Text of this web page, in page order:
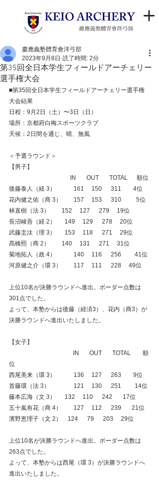
第35回全日本学生フィールドアーチェリー
選手権大会
慶應義塾體育會洋弓部
2023年9月8日 読了時間: 2分
■第35回全日本学生フィールドアーチェリー選手権
大会結果
日程：9月2日（土）〜3日（日）
場所：京都府白梅スポーツクラブ
天候：2日間を通じ、晴、無風
＜予選ラウンド＞
【男子】
IN　   OUT　   TOTAL　  順位
後藤泰人（経 3）　　　161     150      311　    4位
花内健之佑（商 3）　　157     153      310　　  5位
林直樹（法 3）        152     127      279     19位
長沼峻吾（経 2）      149     129      278     20位
武藤圭汰（理 3）      153     118      271     29位
髙橋熙（商 2）        140     131      271     31位
菊地拓人（政 4）　　　140     116      256　　 41位
河原健之介（環 3）　　117     111      228     49位
上位10名が決勝ラウンドへ進出。ボーダー点数は
301点でした。
よって、本塾からは後藤（経済3）、花内（商3）が
決勝ラウンドへ進出いたしました。
【女子】
IN　   OUT　   TOTAL　　順
位
西尾美来（環 3）　　　136     127      263　    9位
首藤環（法 3）　　　　121     130      251　　 14位
藤本広海（文 3）      132     110      242　   17位
五十嵐有花（商 4）　　127     112      239　   21位
濱野恵理子（文 2）    124      79      203     29位
上位10名が決勝ラウンドへ進出。ボーダー点数は
263点でした。
よって、本塾からは西尾（環 3）が決勝ラウンドへ
進出いたしました。